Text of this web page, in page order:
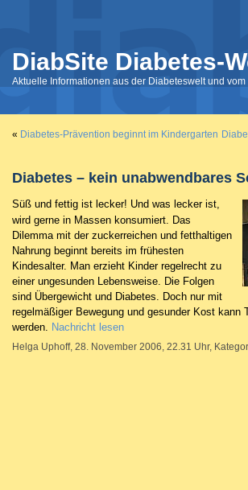
DiabSite Diabetes-
Aktuelle Informationen aus der Diabeteswelt und
« Diabetes-Prävention beginnt im Kindergarten
Diabetes – kein unabwendbares
Süß und fettig ist lecker! Und was lecker ist,
wird gerne in Massen konsumiert. Das
Dilemma mit der zuckerreichen und fetthaltigen
Nahrung beginnt bereits im frühesten
Kindesalter. Man erzieht Kinder regelrecht zu
einer ungesunden Lebensweise. Die Folgen
sind Übergewicht und Diabetes. Doch nur mit
regelmäßiger Bewegung und gesunder Kost kann
werden. Nachricht lesen
Helga Uphoff, 28. November 2006, 22.31 Uhr,